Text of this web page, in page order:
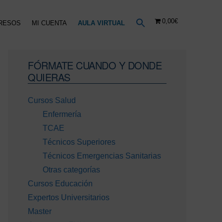
MI CUENTA AULA VIRTUAL 0,00€
Barra
lateral
principal
FÓRMATE CUANDO Y DONDE
QUIERAS
Cursos Salud
Enfermería
TCAE
Técnicos Superiores
Técnicos Emergencias Sanitarias
Otras categorías
Cursos Educación
Expertos Universitarios
Master